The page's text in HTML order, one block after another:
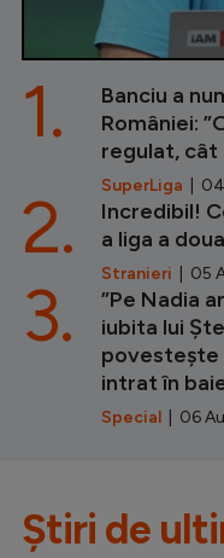
Banciu a
României:
regulat, cât
SuperLiga |
1.
Incredibil!
a liga a
Stranieri | 05
2.
”Pe Nadia
iubita lui
povestește
intrat în
Special | 06
3.
Știri de